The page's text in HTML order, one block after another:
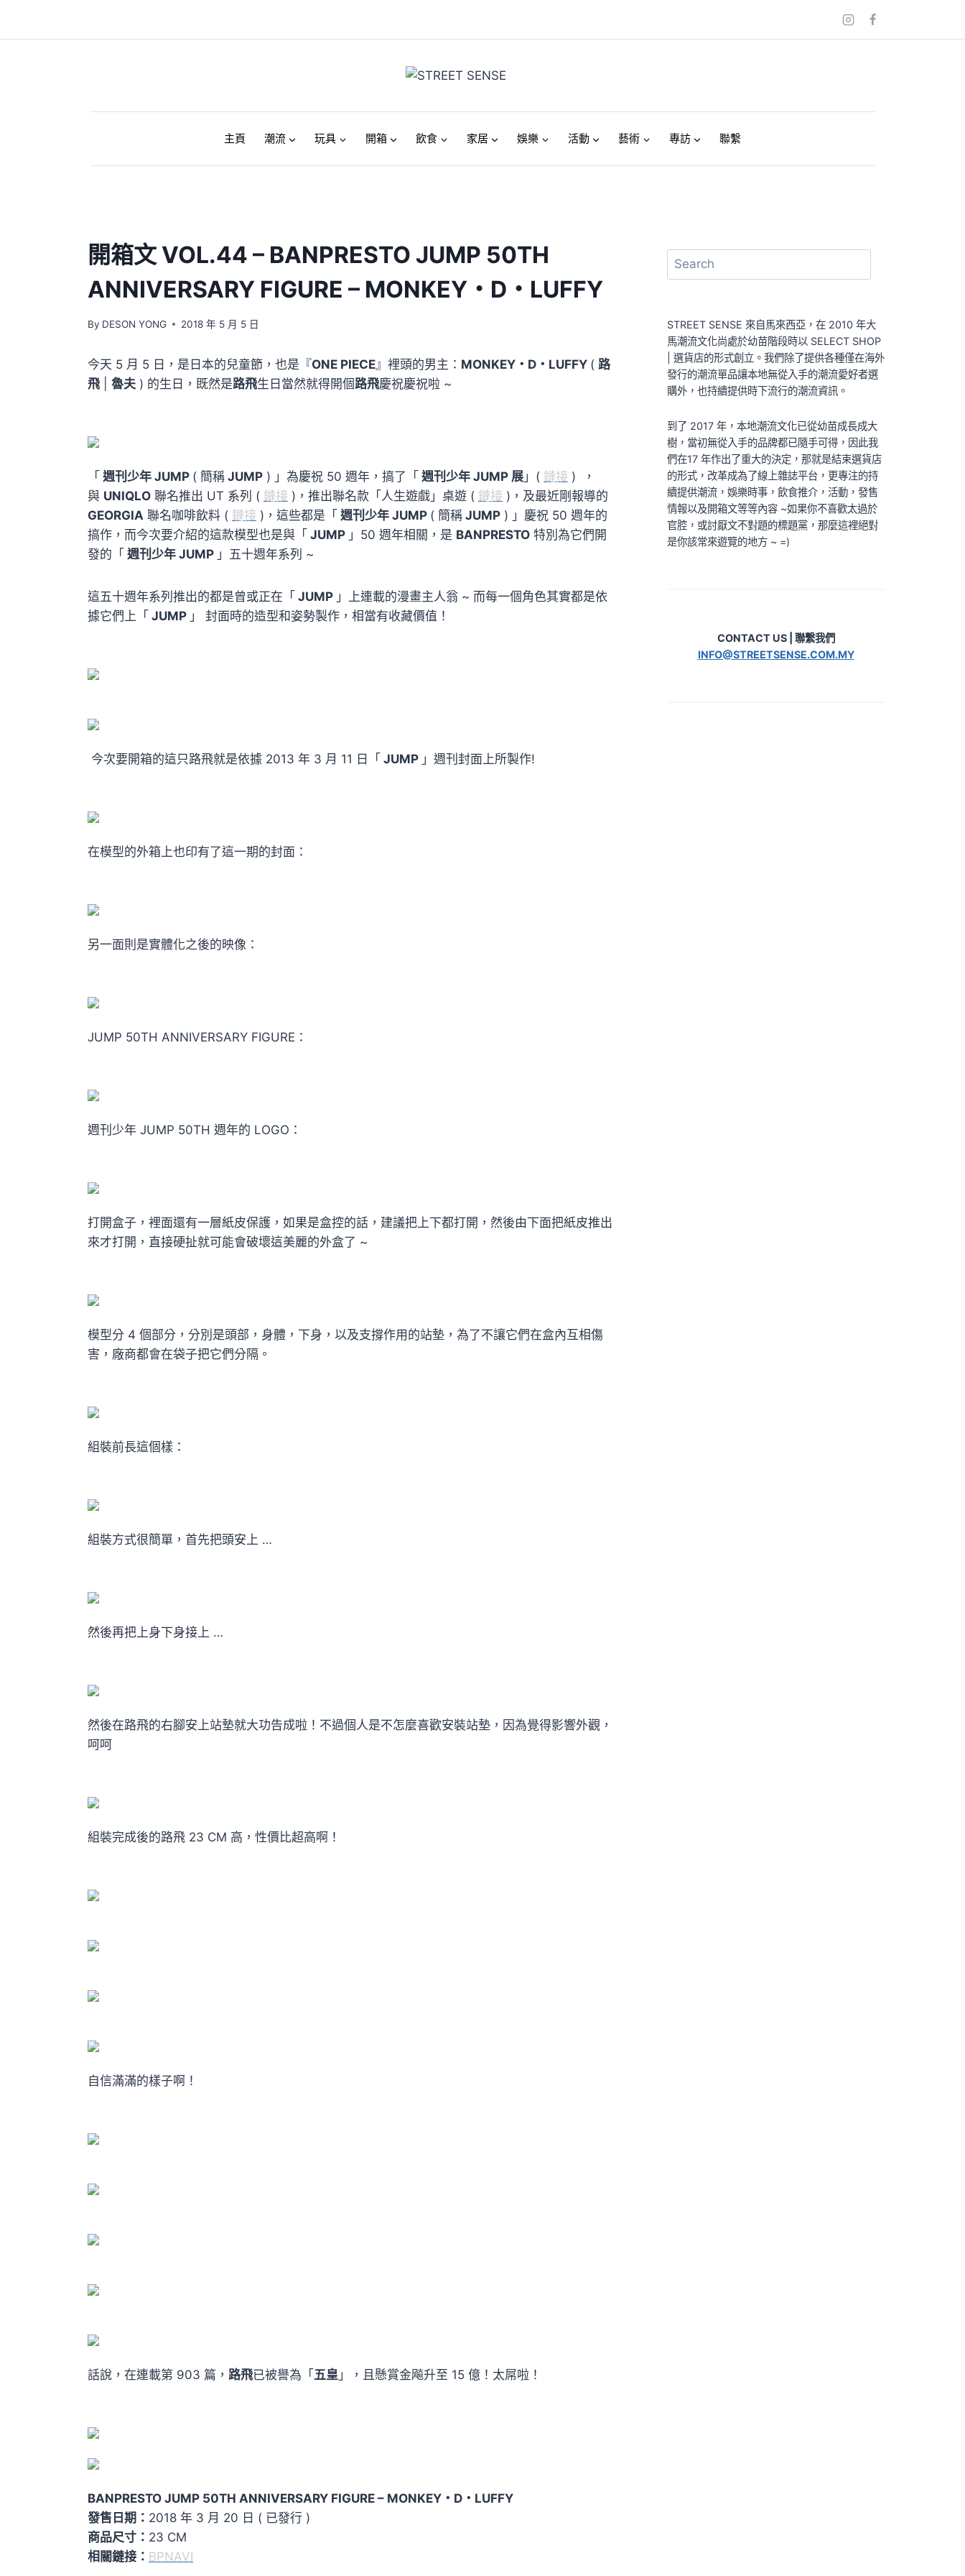
主頁 潮流 玩具 開箱 飲食 家居 娛樂 活動 藝術 專訪 聯繫
開箱文 VOL.44 – BANPRESTO JUMP 50TH
ANNIVERSARY FIGURE – MONKEY・D・LUFFY
By DESON YONG 2018 年 5 月 5 日
今天 5 月 5 日，是日本的兒童節，也是『ONE PIECE 』裡頭的男主： MONKEY・D・LUFFY ( 路
飛
魯夫 ) 的生日，既然是路飛生日當然就得開個路飛慶祝慶祝啦 ~
「 週刊少年 JUMP ( 簡稱 JUMP ) 」為慶祝 50 週年，搞了「 週刊少年 JUMP 展 」( 鏈接 ) ，
與 UNIQLO 聯名推出 UT 系列 ( 鏈接 )，推出聯名款「人生遊戲」桌遊 ( 鏈接 )，及最近剛報導的
GEORGIA 聯名咖啡飲料 ( 鏈接 )，這些都是「 週刊少年 JUMP ( 簡稱 JUMP ) 」慶祝 50 週年的
搞作，而今次要介紹的這款模型也是與「 JUMP 」50 週年相關，是 BANPRESTO 特別為它們開
發的「 週刊少年 JUMP 」五十週年系列 ~
這五十週年系列推出的都是曾或正在「 JUMP 」上連載的漫畫主人翁 ~ 而每一個角色其實都是依
據它們上「 JUMP 」 封面時的造型和姿勢製作，相當有收藏價值！
今次要開箱的這只路飛就是依據 2013 年 3 月 11 日「 JUMP 」週刊封面上所製作!
在模型的外箱上也印有了這一期的封面：
另一面則是實體化之後的映像：
JUMP 50TH ANNIVERSARY FIGURE：
週刊少年 JUMP 50TH 週年的 LOGO：
打開盒子，裡面還有一層紙皮保護，如果是盒控的話，建議把上下都打開，然後由下面把紙皮推出
來才打開，直接硬扯就可能會破壞這美麗的外盒了 ~
模型分 4 個部分，分別是頭部，身體，下身，以及支撐作用的站墊，為了不讓它們在盒內互相傷
害，廠商都會在袋子把它們分隔。
組裝前長這個樣：
組裝方式很簡單，首先把頭安上 …
然後再把上身下身接上 …
然後在路飛的右腳安上站墊就大功告成啦！不過個人是不怎麼喜歡安裝站墊，因為覺得影響外觀，
呵呵
組裝完成後的路飛 23 CM 高，性價比超高啊！
自信滿滿的樣子啊！
話說，在連載第 903 篇， 路飛已被譽為「五皇 」，且懸賞金飚升至 15 億！太屌啦！
BANPRESTO JUMP 50TH ANNIVERSARY FIGURE – MONKEY・D・LUFFY
發售日期： 2018 年 3 月 20 日 ( 已發行 )
商品尺寸： 23 CM
相關鏈接： BPNAVI
搜
尋
STREET SENSE 來自馬來西亞，在 2010 年大
馬潮流文化尚處於幼苗階段時以 SELECT SHOP
| 選貨店的形式創立。我們除了提供各種僅在海外
發行的潮流單品讓本地無從入手的潮流愛好者選
購外，也持續提供時下流行的潮流資訊。
到了 2017 年，本地潮流文化已從幼苗成長成大
樹，當初無從入手的品牌都已隨手可得，因此我
們在17 年作出了重大的決定，那就是結束選貨店
的形式，改革成為了線上雜誌平台，更專注的持
續提供潮流，娛樂時事，飲食推介，活動，發售
情報以及開箱文等等內容 ~如果你不喜歡太過於
官腔，或討厭文不對題的標題黨，那麼這裡絕對
是你該常來遊覽的地方 ~ =)
CONTACT US | 聯繫我們
INFO@STREETSENSE.COM.MY